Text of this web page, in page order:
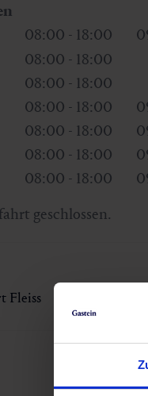
Kulinarik
08:00 - 18:00
08:00 - 18:00
08:00 - 18:00
08:00 - 18:00
08:00 - 18:00
08:00 - 18:00
08:00 - 18:00
geschlossen.
Fleiss